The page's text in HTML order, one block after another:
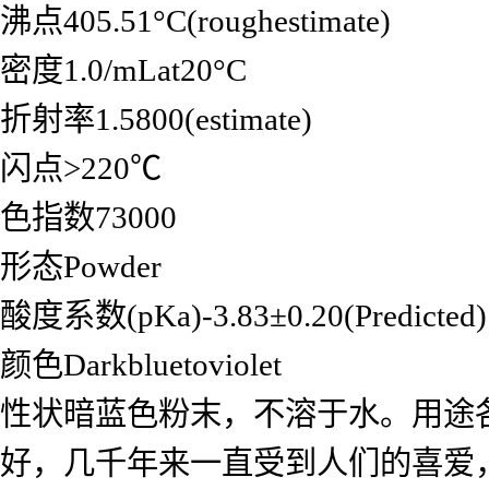
沸点405.51°C(roughestimate)
密度1.0/mLat20°C
折射率1.5800(estimate)
闪点>220℃
色指数73000
形态Powder
酸度系数(pKa)-3.83±0.20(Predicted)
颜色Darkbluetoviolet
性状暗蓝色粉末，不溶于水。用
好，几千年来一直受到人们的喜